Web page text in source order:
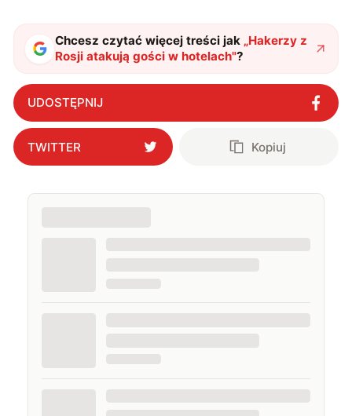
Chcesz czytać więcej treści jak „Hakerzy z
Rosji atakują gości w hotelach"?
UDOSTĘPNIJ
TWITTER Kopiuj